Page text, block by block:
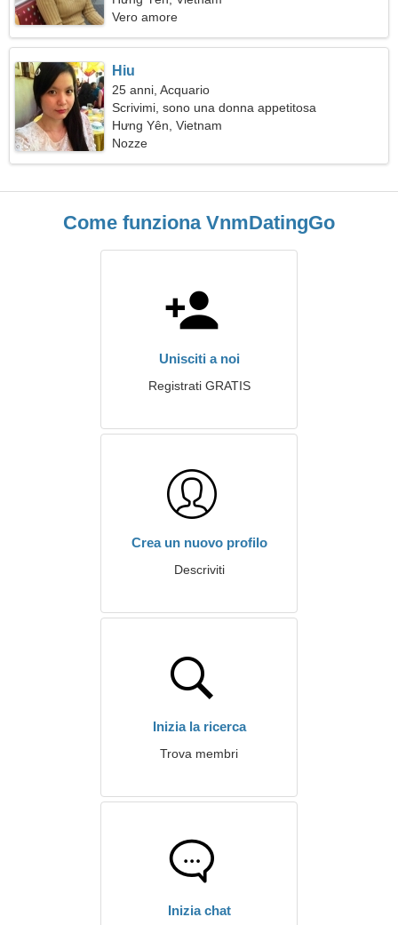
Vero amore
Hiu
25 anni, Acquario
Scrivimi, sono una donna appetitosa
Hưng Yên, Vietnam
Nozze
Come funziona VnmDatingGo
Unisciti a noi
Registrati GRATIS
Crea un nuovo profilo
Descriviti
Inizia la ricerca
Trova membri
Inizia chat